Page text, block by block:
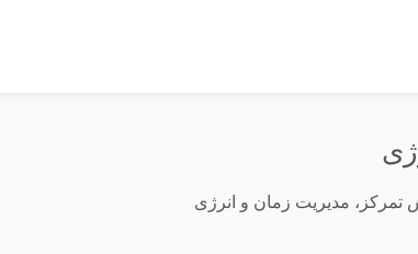
تمرکز، مدیریت زمان و انرژی